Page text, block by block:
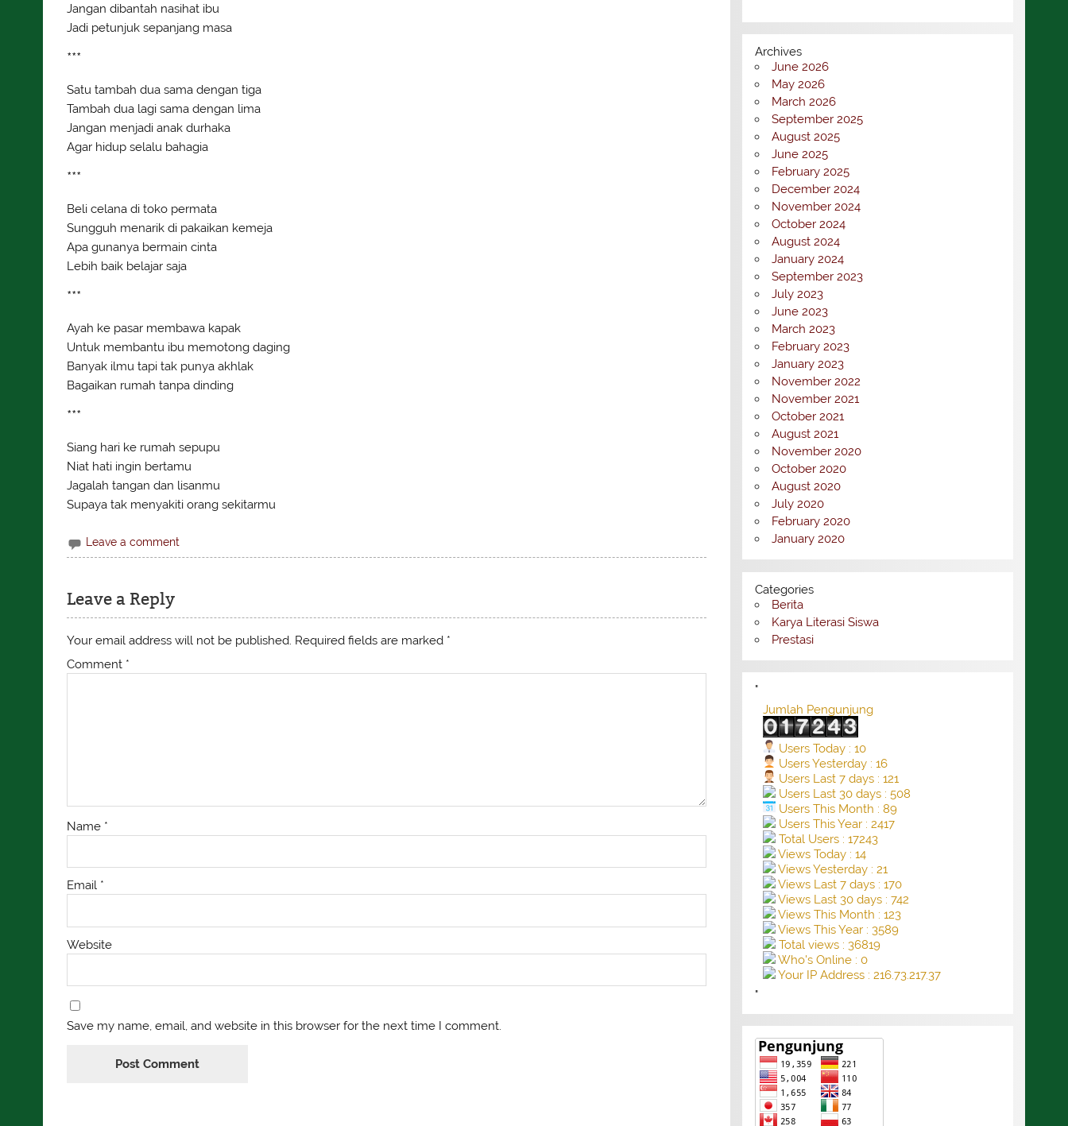
Jangan dibantah nasihat ibu
Jadi petunjuk sepanjang masa
***
Satu tambah dua sama dengan tiga
Tambah dua lagi sama dengan lima
Jangan menjadi anak durhaka
Agar hidup selalu bahagia
***
Beli celana di toko permata
Sungguh menarik di pakaikan kemeja
Apa gunanya bermain cinta
Lebih baik belajar saja
***
Ayah ke pasar membawa kapak
Untuk membantu ibu memotong daging
Banyak ilmu tapi tak punya akhlak
Bagaikan rumah tanpa dinding
***
Siang hari ke rumah sepupu
Niat hati ingin bertamu
Jagalah tangan dan lisanmu
Supaya tak menyakiti orang sekitarmu
Leave a comment
Leave a Reply
Your email address will not be published. Required fields are marked *
Comment *
Name *
Email *
Website
Save my name, email, and website in this browser for the next time I comment.
Archives
June 2026
May 2026
March 2026
September 2025
August 2025
June 2025
February 2025
December 2024
November 2024
October 2024
August 2024
January 2024
September 2023
July 2023
June 2023
March 2023
February 2023
January 2023
November 2022
November 2021
October 2021
August 2021
November 2020
October 2020
August 2020
July 2020
February 2020
January 2020
Categories
Berita
Karya Literasi Siswa
Prestasi
"
Jumlah Pengunjung
Users Today : 10
Users Yesterday : 16
Users Last 7 days : 121
Users Last 30 days : 508
Users This Month : 89
Users This Year : 2417
Total Users : 17243
Views Today : 14
Views Yesterday : 21
Views Last 7 days : 170
Views Last 30 days : 742
Views This Month : 123
Views This Year : 3589
Total views : 36819
Who's Online : 0
Your IP Address : 216.73.217.37
"